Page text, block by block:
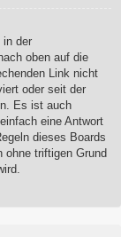
in der
oben auf die
Link nicht
oder seit der
Es ist auch
eine Antwort
dieses Boards
ohne triftigen Grund